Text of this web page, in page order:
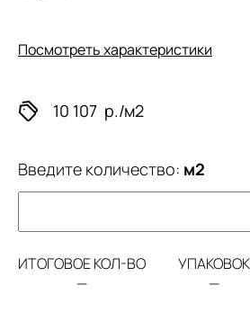
Посмотреть характеристики
10 107 р./м2
Введите количество: м2
ИТОГОВОЕ КОЛ-ВО
—
УПАКОВОК
—